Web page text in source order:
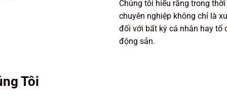
Chúng tôi hiểu rằng trong
chuyên nghiệp không chỉ là
đối với bất kỳ cá nhân hay tổ
động sản.
Tôi